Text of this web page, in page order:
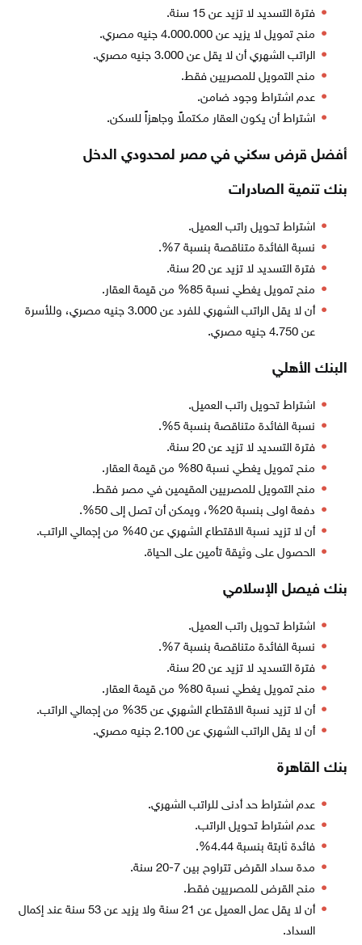
فترة التسديد لا تزيد عن 15 سنة.
منح تمويل لا يزيد عن 4.000.000 جنيه مصري.
الراتب الشهري أن لا يقل عن 3.000 جنيه مصري.
منح التمويل للمصريين فقط.
عدم اشتراط وجود ضامن.
اشتراط أن يكون العقار مكتملاً وجاهزاً للسكن.
أفضل قرض سكني في مصر لمحدودي الدخل
بنك تنمية الصادرات
اشتراط تحويل راتب العميل.
نسبة الفائدة متناقصة بنسبة 7%.
فترة التسديد لا تزيد عن 20 سنة.
منح تمويل يغطي نسبة 85% من قيمة العقار.
أن لا يقل الراتب الشهري للفرد عن 3.000 جنيه مصري، وللأسرة
عن 4.750 جنيه مصري.
البنك الأهلي
اشتراط تحويل راتب العميل.
نسبة الفائدة متناقصة بنسبة 5%.
فترة التسديد لا تزيد عن 20 سنة.
منح تمويل يغطي نسبة 80% من قيمة العقار.
منح التمويل للمصريين المقيمين في مصر فقط.
دفعة اولى بنسبة 20%، ويمكن أن تصل إلى 50%.
أن لا تزيد نسبة الاقتطاع الشهري عن 40% من إجمالي الراتب.
الحصول على وثيقة تأمين على الحياة.
بنك فيصل الإسلامي
اشتراط تحويل راتب العميل.
نسبة الفائدة متناقصة بنسبة 7%.
فترة التسديد لا تزيد عن 20 سنة.
منح تمويل يغطي نسبة 80% من قيمة العقار.
أن لا تزيد نسبة الاقتطاع الشهري عن 35% من إجمالي الراتب.
أن لا يقل الراتب الشهري عن 2.100 جنيه مصري.
بنك القاهرة
عدم اشتراط حد أدنى للراتب الشهري.
عدم اشتراط تحويل الراتب.
فائدة ثابتة بنسبة 4.44%.
مدة سداد القرض تتراوح بين 7-20 سنة.
منح القرض للمصريين فقط.
أن لا يقل عمل العميل عن 21 سنة ولا يزيد عن 53 سنة عند إكمال
السداد.